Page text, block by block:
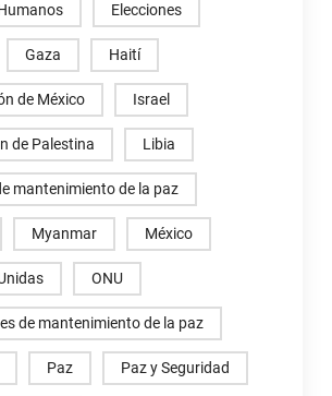
Elecciones
Gaza Haití
de México Israel
de Palestina Libia
mantenimiento de la paz
Myanmar México
ONU
de mantenimiento de la paz
Paz Paz y Seguridad